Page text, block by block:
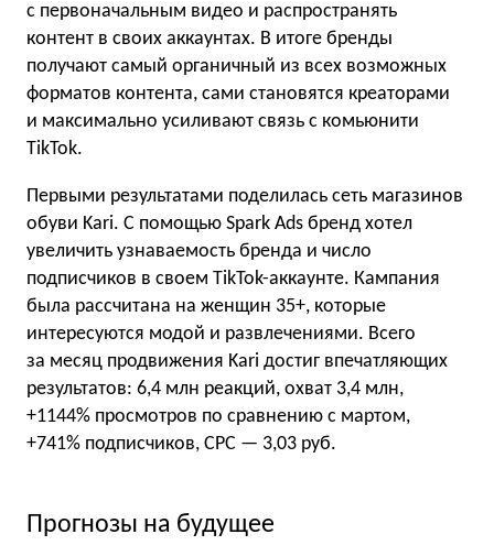
с первоначальным видео и распространять
контент в своих аккаунтах. В итоге бренды
получают самый органичный из всех возможных
форматов контента, сами становятся креаторами
и максимально усиливают связь с комьюнити
TikTok.
Первыми результатами поделилась сеть магазинов
обуви Kari. С помощью Spark Ads бренд хотел
увеличить узнаваемость бренда и число
подписчиков в своем TikTok-аккаунте. Кампания
была рассчитана на женщин 35+, которые
интересуются модой и развлечениями. Всего
за месяц продвижения Kari достиг впечатляющих
результатов: 6,4 млн реакций, охват 3,4 млн,
+1144% просмотров по сравнению с мартом,
+741% подписчиков, CPC — 3,03 руб.
Прогнозы на будущее